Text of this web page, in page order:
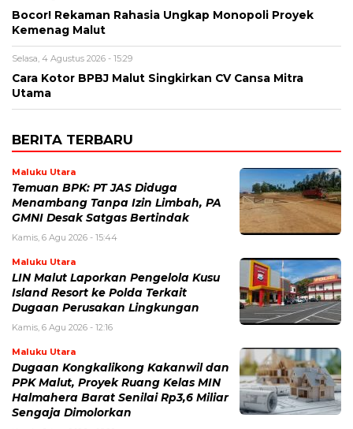
Bocor! Rekaman Rahasia Ungkap Monopoli Proyek
Kemenag Malut
Selasa, 4 Agustus 2026 - 15:29
Cara Kotor BPBJ Malut Singkirkan CV Cansa Mitra
Utama
BERITA TERBARU
Maluku Utara
Temuan BPK: PT JAS Diduga
Menambang Tanpa Izin Limbah, PA
GMNI Desak Satgas Bertindak
Kamis, 6 Agu 2026 - 15:44
Maluku Utara
LIN Malut Laporkan Pengelola Kusu
Island Resort ke Polda Terkait
Dugaan Perusakan Lingkungan
Kamis, 6 Agu 2026 - 12:16
Maluku Utara
Dugaan Kongkalikong Kakanwil dan
PPK Malut, Proyek Ruang Kelas MIN
Halmahera Barat Senilai Rp3,6 Miliar
Sengaja Dimolorkan